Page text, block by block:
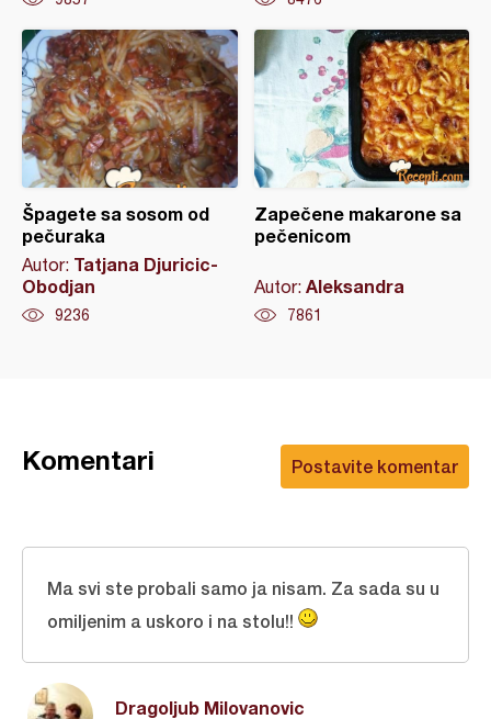
Špagete sa sosom od
pečuraka
Autor: Tatjana Djuricic-
Obodjan
9236
Zapečene makarone sa
pečenicom
Autor: Aleksandra
7861
Postavite komentar
Komentari
Dragoljub Milovanovic
Ma svi ste probali samo ja nisam. Za sada su u
omiljenim a uskoro i na stolu!!